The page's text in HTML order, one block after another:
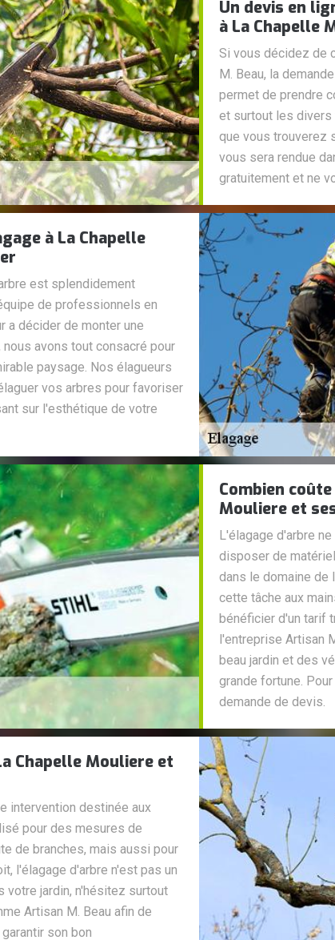
Un devis en
à La Chapelle
Si vous décidez de
M. Beau, la
permet de prendre
et surtout les divers
que vous trouverez
vous sera rendue
gratuitement et ne
à La Chapelle
est splendidement
de professionnels en
a décider de monter une
avons tout consacré pour
paysage. Nos élagueurs
vos arbres pour favoriser
sur l'esthétique de votre
Combien
Mouliere et
L'élagage d'arbre
disposer de
dans le domaine de
cette tâche aux
bénéficier d'un tarif
l'entreprise Artisan
beau jardin et des
grande fortune.
demande de devis.
Chapelle Mouliere et
intervention destinée aux
pour des mesures de
de branches, mais aussi pour
l'élagage d'arbre n'est pas un
votre jardin, n'hésitez surtout
Artisan M. Beau afin de
son bon